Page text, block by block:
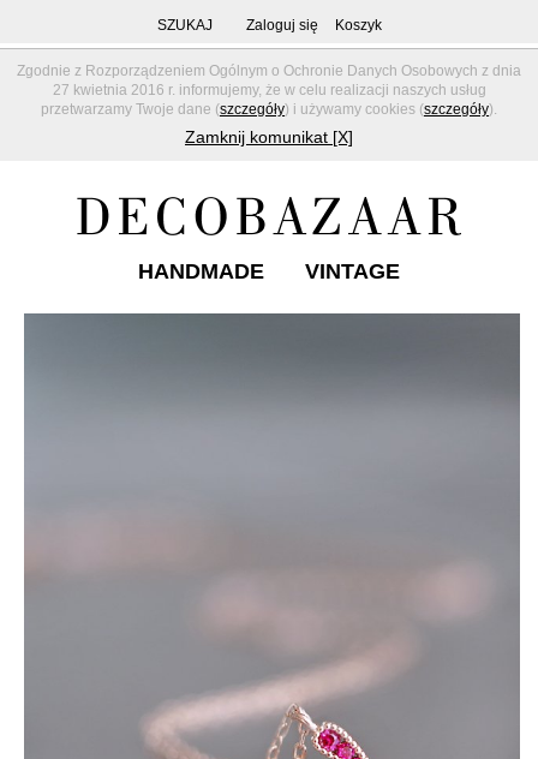
Zgodnie z Rozporządzeniem Ogólnym o Ochronie Danych Osobowych z dnia
27 kwietnia 2016 r. informujemy, że w celu realizacji naszych usług
przetwarzamy Twoje dane (szczegóły) i używamy cookies (szczegóły).
Zamknij komunikat [X]
SZUKAJ Zaloguj się Koszyk
HANDMADE VINTAGE